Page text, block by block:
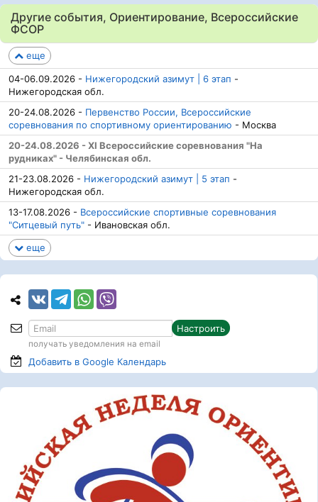
Другие события, Ориентирование, Всероссийские
ФСОР
еще
04-06.09.2026 - Нижегородский азимут | 6 этап -
Нижегородская обл.
20-24.08.2026 - Первенство России, Всероссийские
соревнования по спортивному ориентированию - Москва
20-24.08.2026 - XI Всероссийские соревнования "На
рудниках" - Челябинская обл.
21-23.08.2026 - Нижегородский азимут | 5 этап -
Нижегородская обл.
13-17.08.2026 - Всероссийские спортивные соревнования
"Ситцевый путь" - Ивановская обл.
еще
Настроить
получать уведомления на email
Добавить в Google Календарь